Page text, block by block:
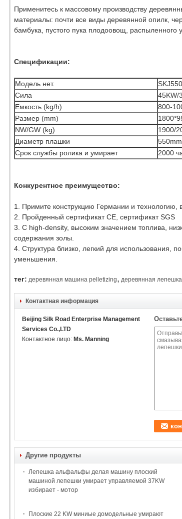
Применитесь к массовому производству
материалы: почти все виды деревянной опилк,
бамбука, пустого пука плодоовощ, распыленного
Спецификации:
Модель нет.
SKJ550
Сила
45KW/
Емкость (kg/h)
800-
Размер (mm)
NW/GW (kg)
1900/
Диаметр плашки
550mm
Срок службы ролика и умирает
2000
Конкурентное преимущество:
1. Примите конструкцию Германии и технологию,
2. Пройденный сертификат CE, сертификат SGS
3. С high-density, высоким значением топлива,
содержания золы.
4. Структура близко, легкий для использования,
уменьшения.
тег: деревянная машина pelletizing, деревянная
Контактная информация
Beijing Silk Road Enterprise Management
Services Co.,LTD
Контактное лицо: Ms. Manning
Другие продукты
Лепешка альфальфы делая машину плоский
машиной лепешки умирает управляемой 37KW
избирает - мотор
Плоские 22 KW миниые домодельные умирают